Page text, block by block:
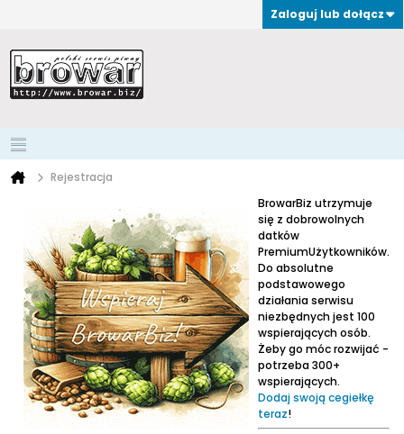
Zaloguj lub dołącz
Rejestracja
BrowarBiz utrzymuje
się z dobrowolnych
datków
PremiumUżytkowników.
Do absolutne
podstawowego
działania serwisu
niezbędnych jest 100
wspierających osób.
Żeby go móc rozwijać -
potrzeba 300+
wspierających.
Dodaj swoją cegiełkę
teraz!